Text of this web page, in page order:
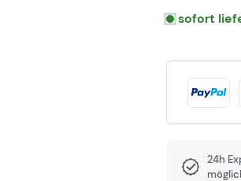
sofort
24h